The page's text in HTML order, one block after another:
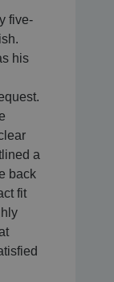
five-
his
a
back
fit